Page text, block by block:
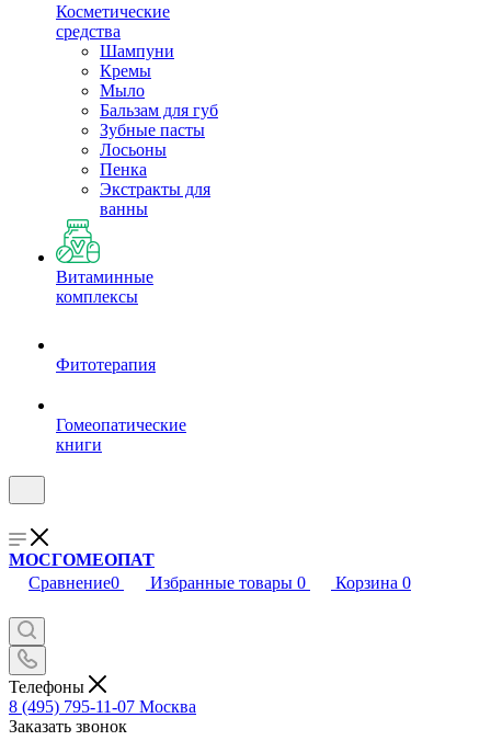
Косметические
средства
Шампуни
Кремы
Мыло
Бальзам для губ
Зубные пасты
Лосьоны
Пенка
Экстракты для
ванны
Витаминные
комплексы
Фитотерапия
Гомеопатические
книги
МОСГОМЕОПАТ
Сравнение0 Избранные товары 0 Корзина 0
Телефоны
8 (495) 795-11-07 Москва
Заказать звонок